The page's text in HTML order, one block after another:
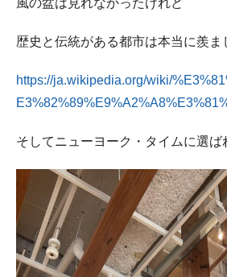
風の盆は見れなかったけれど
歴史と伝統がある都市は本当に羨ま
https://ja.wikipedia.org/wiki/
そしてニューヨーク・タイムに選ば